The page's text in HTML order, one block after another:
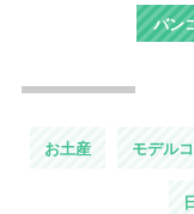
バン
お土産 モデル